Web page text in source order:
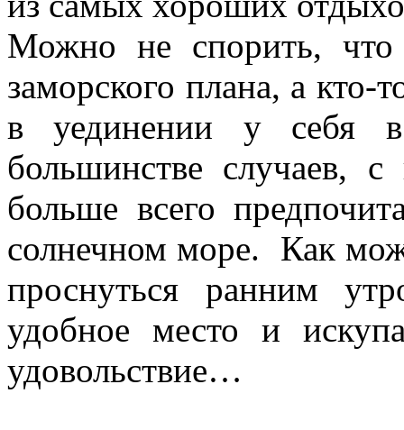
Можно не спорить, что
заморского плана, а
в уединении у себя
большинстве случаев,
больше всего
солнечном море. Как
проснуться ранним
удобное место и
удовольствие…